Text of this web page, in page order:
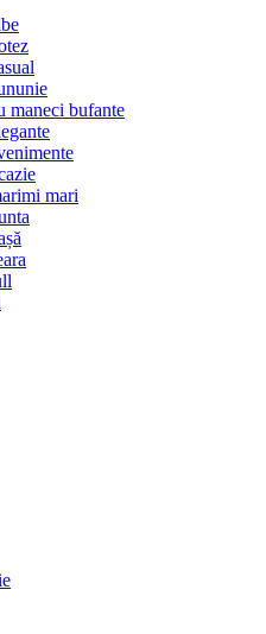
maneci bufante
mari